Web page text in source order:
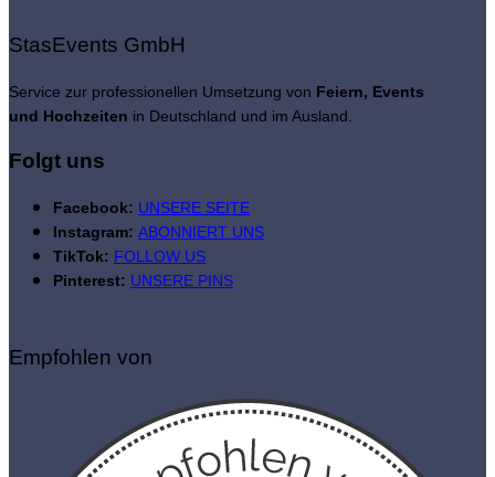
StasEvents GmbH
Service zur professionellen Umsetzung von Feiern, Events
und Hochzeiten in Deutschland und im Ausland.
Folgt uns
Facebook: UNSERE SEITE
Instagram: ABONNIERT UNS
TikTok: FOLLOW US
Pinterest: UNSERE PINS
Empfohlen von